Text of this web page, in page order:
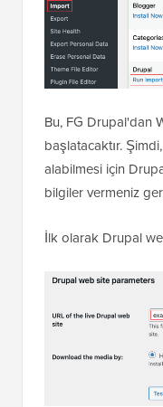
Bu, FG Drupal'dan
başlatacaktır.
alabilmesi için
bilgiler vermeniz
İlk olarak Drupal